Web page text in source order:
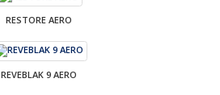
RESTORE AERO
REVEBLAK 9 AERO